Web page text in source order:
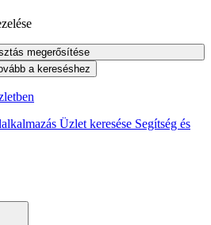
megerősítése
a kereséshez
Üzlet keresése Segítség és